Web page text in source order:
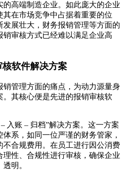
的高端制造企业。如此庞大的企业
在市场竞争中占据着重要的位
展壮大，财务报销管理等方面的
审核方式已经难以满足企业高
软件解决方案
管理方面的痛点，为动力源量身
。其核心便是先进的报销审核软
入账 – 归档”解决方案。这一方案
系，如同一位严谨的财务管家，
合规费用。在员工进行因公消费
性、合规性进行审核，确保企业
明。